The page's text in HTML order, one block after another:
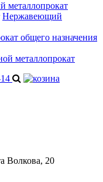
металлопрокат
Нержавеющий
общего назначения
металлопрокат
Волкова, 20